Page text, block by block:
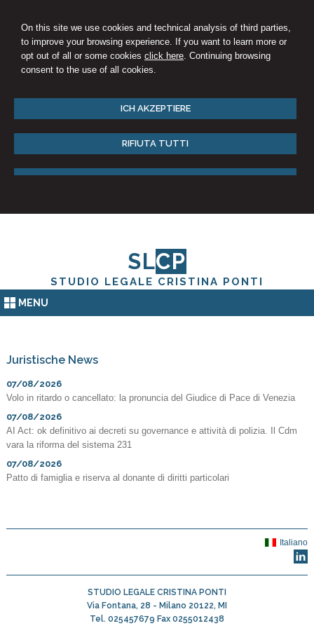
On this site we use cookies and technical analysis of third parties,
to improve your browsing experience. If you want to learn more or
opt out of all or some cookies click here. Continuing browsing
consent to the use of all cookies.
ICH AKZEPTIERE
RIFIUTA TUTTI
SLCP
STUDIO LEGALE CRISTINA PONTI
MENU
Juristische News
07/08/2026
Volo in ritardo o cancellato: la pronuncia del Giudice di Pace di Venezia
07/08/2026
AI Act: ok definitivo ai decreti su governance e attività di polizia. Il Cdm
vara la riforma del sistema 231
07/08/2026
Patto di famiglia e riserva al donante di diritti particolari
Italiano
STUDIO LEGALE CRISTINA PONTI
Via Fontana, 28 - Milano 20122, MI
Tel. 025457679 Fax 0255012438